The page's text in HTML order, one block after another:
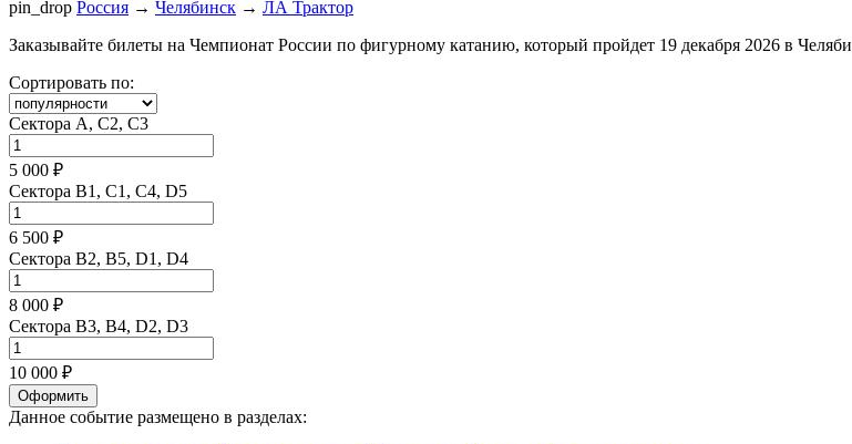
pin_drop Россия → Челябинск → ЛА Трактор
Заказывайте билеты на Чемпионат России по фигурному катанию, который пройдет 19 декабря 2026 в
Сортировать по:
Сектора A, C2, C3
5 000 ₽
Сектора B1, C1, C4, D5
6 500 ₽
Сектора B2, B5, D1, D4
8 000 ₽
Сектора B3, B4, D2, D3
10 000 ₽
Оформить
Данное событие размещено в разделах: